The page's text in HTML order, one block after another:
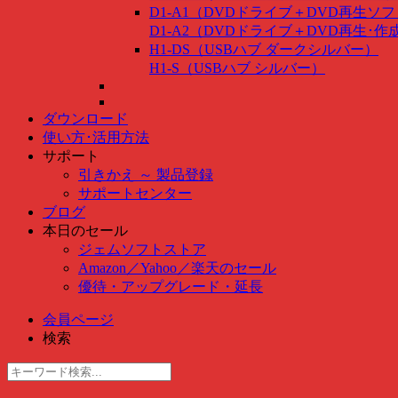
D1-A1（DVDドライブ＋DVD再生ソフ
D1-A2（DVDドライブ＋DVD再生･作
H1-DS（USBハブ ダークシルバー）
H1-S（USBハブ シルバー）
ダウンロード
使い方･活用方法
サポート
引きかえ ～ 製品登録
サポートセンター
ブログ
本日のセール
ジェムソフトストア
Amazon ／Yahoo ／楽天のセール
優待・アップグレード・延長
会員ページ
検索